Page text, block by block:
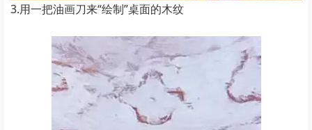
3.用一把油画刀来“绘制”桌面的木纹